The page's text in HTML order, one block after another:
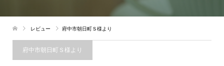
レビュー 府中市朝日町Ｓ様より
府中市朝日町Ｓ様より